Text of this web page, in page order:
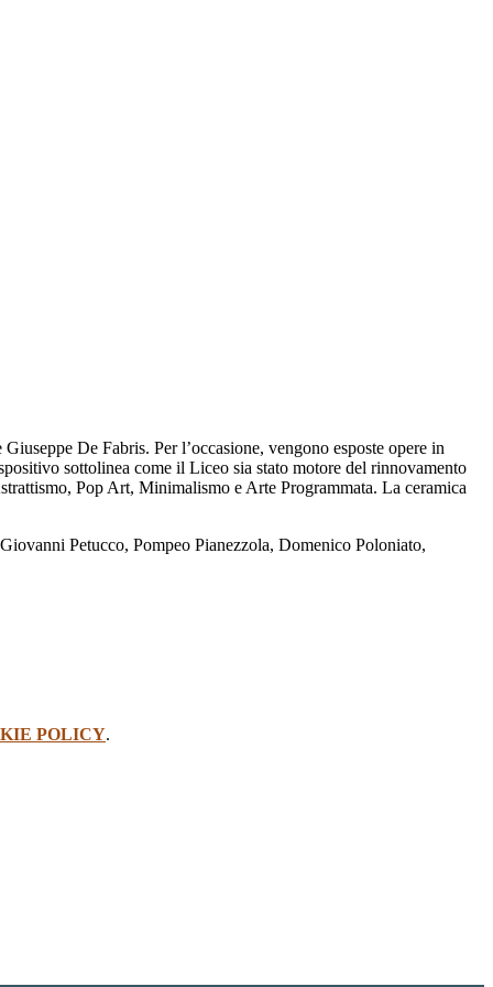
De Fabris. Per l’occasione, vengono esposte opere in
sottolinea come il Liceo sia stato motore del rinnovamento
Pop Art, Minimalismo e Arte Programmata. La ceramica
Petucco, Pompeo Pianezzola, Domenico Poloniato,
POLICY.